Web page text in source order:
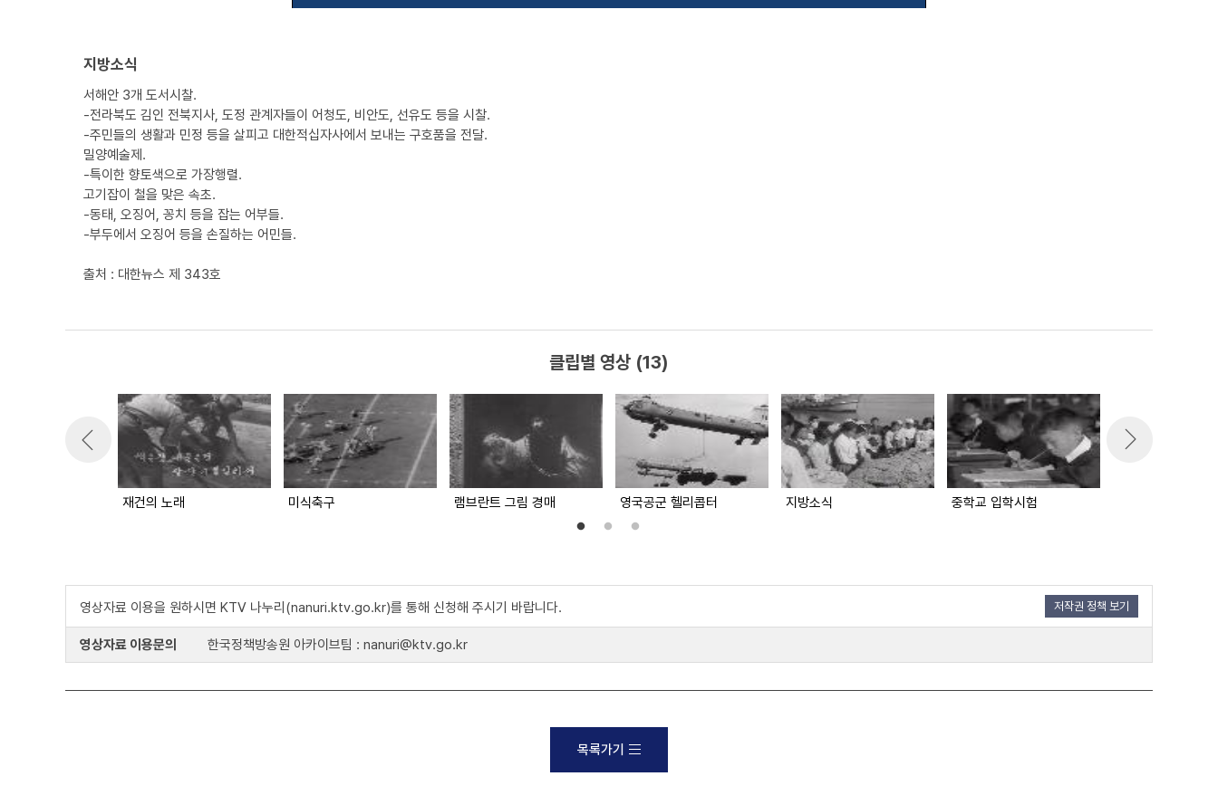
지방소식
서해안 3개 도서시찰.
-전라북도 김인 전북지사, 도정 관계자들이 어청도, 비안도, 선유도 등을 시찰.
-주민들의 생활과 민정 등을 살피고 대한적십자사에서 보내는 구호품을 전달.
밀양예술제.
-특이한 향토색으로 가장행렬.
고기잡이 철을 맞은 속초.
-동태, 오징어, 꽁치 등을 잡는 어부들.
-부두에서 오징어 등을 손질하는 어민들.
출처 : 대한뉴스 제 343호
클립별 영상 (13)
재건의 노래 미식축구 램브란트 그림 경매 영국공군 헬리콥터 지방소식 중학교 입학시험
영상자료 이용을 원하시면 KTV 나누리(nanuri.ktv.go.kr)를 통해 신청해 주시기 바랍니다. 저작권 정책 보기
영상자료 이용문의 한국정책방송원 아카이브팀 : nanuri@ktv.go.kr
목록가기